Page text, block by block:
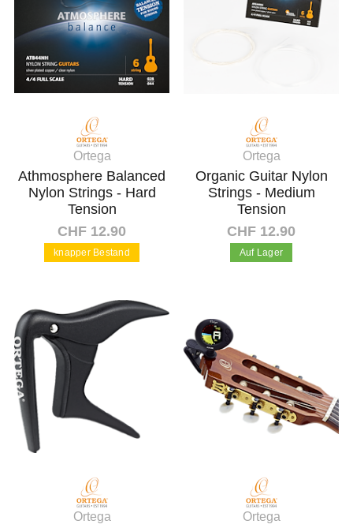
Ortega
Athmosphere Balanced
Nylon Strings - Hard
Tension
CHF 12.90
knapper Bestand
In den Warenkorb
Ortega
Organic Guitar Nylon
Strings - Medium
Tension
CHF 12.90
Auf Lager
Ortega Ortega